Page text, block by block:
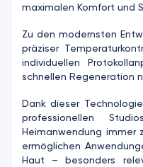
maximalen Komfort und
Zu den modernsten
präziser
individuellen
schnellen Regeneration
Dank dieser
professionellen
Heimanwendung immer
ermöglichen
Haut – besonders